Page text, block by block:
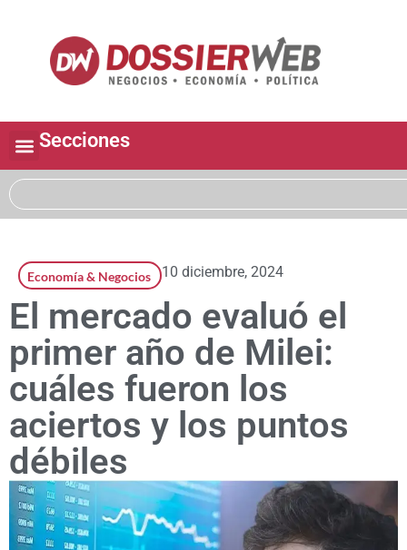
Secciones
Economía & Negocios 10 diciembre, 2024
El mercado evaluó el
primer año de Milei:
cuáles fueron los
aciertos y los puntos
débiles